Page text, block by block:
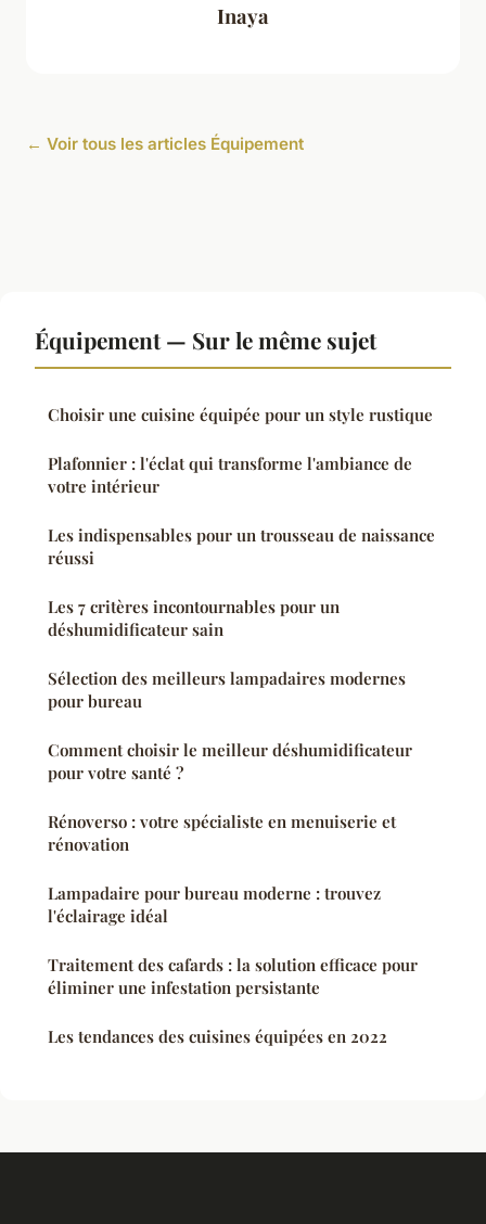
Inaya
← Voir tous les articles Équipement
Équipement — Sur le même sujet
Choisir une cuisine équipée pour un style rustique
Plafonnier : l'éclat qui transforme l'ambiance de
votre intérieur
Les indispensables pour un trousseau de naissance
réussi
Les 7 critères incontournables pour un
déshumidificateur sain
Sélection des meilleurs lampadaires modernes
pour bureau
Comment choisir le meilleur déshumidificateur
pour votre santé ?
Rénoverso : votre spécialiste en menuiserie et
rénovation
Lampadaire pour bureau moderne : trouvez
l'éclairage idéal
Traitement des cafards : la solution efficace pour
éliminer une infestation persistante
Les tendances des cuisines équipées en 2022